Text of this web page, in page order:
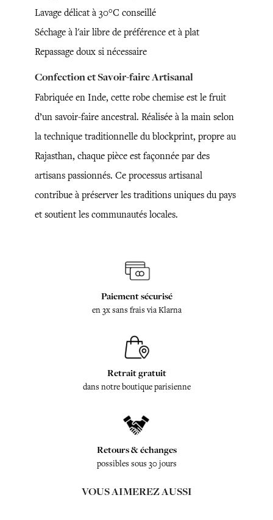
Lavage délicat à 30°C conseillé
Séchage à l'air libre de préférence et à plat
Repassage doux si nécessaire
Confection et Savoir-faire Artisanal
Fabriquée en Inde, cette robe chemise est le fruit
d’un savoir-faire ancestral. Réalisée à la main selon
la technique traditionnelle du blockprint, propre au
Rajasthan, chaque pièce est façonnée par des
artisans passionnés. Ce processus artisanal
contribue à préserver les traditions uniques du pays
et soutient les communautés locales.
Paiement sécurisé
en 3x sans frais via Klarna
Retrait gratuit
dans notre boutique parisienne
Retours & échanges
possibles sous 30 jours
VOUS AIMEREZ AUSSI